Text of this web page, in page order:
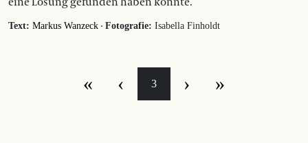
Text: Markus Wanzeck · Fotografie: Isabella Finholdt
« ‹ 3 › »